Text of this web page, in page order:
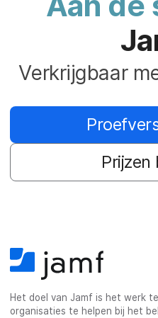
Verkrijgbaar
Prijzen
Het doel van Jamf is het werk
organisaties te helpen bij het